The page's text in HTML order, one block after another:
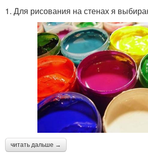
1. Для рисования на стенах я
читать дальше →